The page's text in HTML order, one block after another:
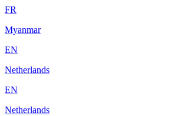
FR
Myanmar
EN
Netherlands
EN
Netherlands